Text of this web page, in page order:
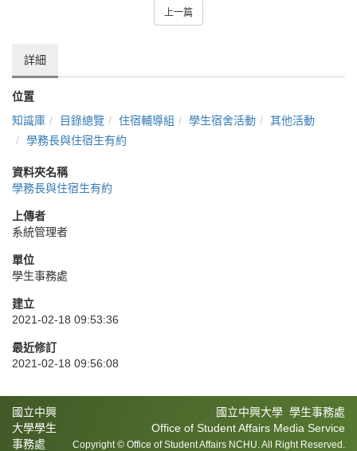
上一篇
詳細
位置
知識庫
目錄總覽 住宿輔導組 學生宿舍活動
其他活動
學務長與住宿生有約
資料夾名稱
學務長與住宿生有約
上傳者
系統管理者
單位
學生事務處
建立
2021-02-18 09:53:36
最近修訂
2021-02-18 09:56:08
國立中興大學 學生事務處
Office of Student Affairs Media Service
Copyright © Office of Student Affairs NCHU. All Right Reserved.
國立中興
大學學生
事務處